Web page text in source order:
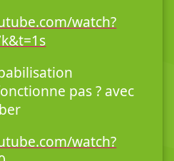
watch?
pas ? avec
watch?